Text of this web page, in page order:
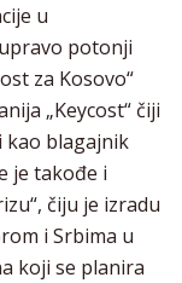
u
potonji
za Kosovo“
„Keycost“ čiji
kao blagajnik
je takođe i
čiju je izradu
i Srbima u
koji se planira